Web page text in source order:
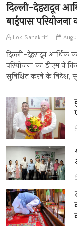
दिल्ली-देहरादून
बाईपास परियोजना
Lok Sanskriti
दिल्ली-देहरादून आर्थिक
परियोजना का डीएम ने
सुनिश्चित करने के निर्देश,